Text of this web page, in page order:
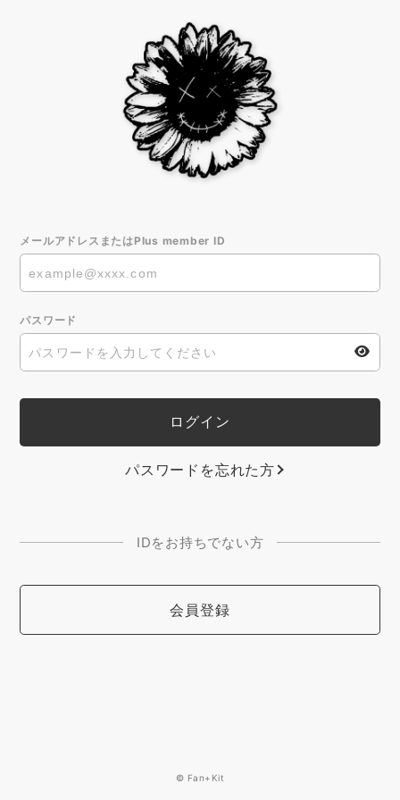
メールアドレスまたはPlus member ID
パスワード
パスワードを忘れた方
IDをお持ちでない方
会員登録
© Fan+Kit